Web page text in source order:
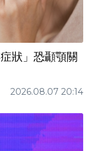
狀」恐顳顎關
2026.08.07 20:14